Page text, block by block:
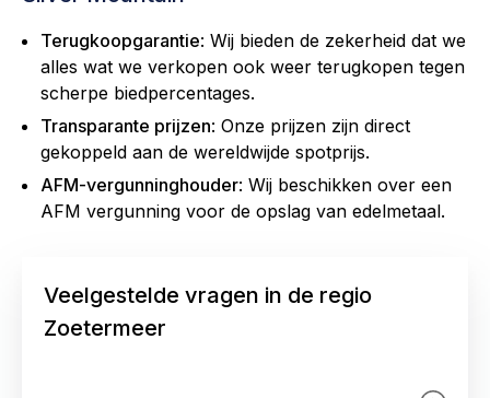
Terugkoopgarantie: Wij bieden de zekerheid dat we
alles wat we verkopen ook weer terugkopen tegen
scherpe biedpercentages.
Transparante prijzen: Onze prijzen zijn direct
gekoppeld aan de wereldwijde spotprijs.
AFM-vergunninghouder: Wij beschikken over een
AFM vergunning voor de opslag van edelmetaal.
Veelgestelde vragen in de regio
Zoetermeer